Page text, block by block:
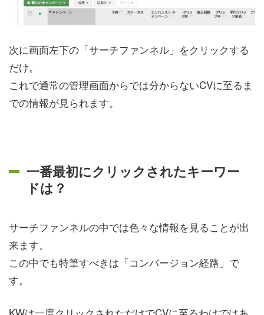
次に画面左下の「サーチファンネル」をクリックする
だけ。
これで通常の管理画面からでは分からないCVに至るま
での情報が見られます。
一番最初にクリックされたキーワー
ドは？
サーチファンネルの中では色々な情報を見ることが出
来ます。
この中でも特筆すべきは「コンバージョン経路」で
す。